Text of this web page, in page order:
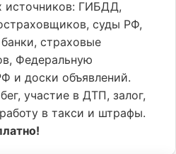
источников: ГИБДД,
суды РФ,
страховые
Федеральную
и доски объявлений.
участие в ДТП, залог,
в такси и штрафы.